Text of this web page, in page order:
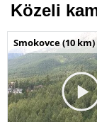
Közeli
Smokovce (10 km)